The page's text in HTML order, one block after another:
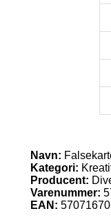
Navn:
Kategori:
Producent:
Varenummer:
EAN: